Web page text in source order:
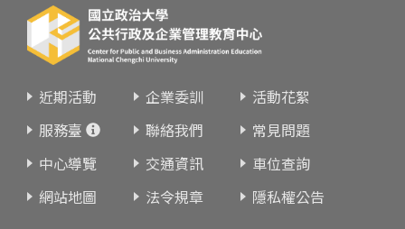
近期活動 企業委訓
活動花絮
服務臺
聯絡我們
常見問題
中心導覽
交通資訊
車位查詢
網站地圖
法令規章
隱私權公告